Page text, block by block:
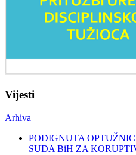
Vijesti
Arhiva
PODIGNUTA
SUDA BiH ZA